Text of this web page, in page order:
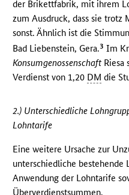
der Brikettfabrik, mit ihrem
zum Ausdruck, dass sie trotz
sonst. Ähnlich ist die
Bad Liebenstein, Gera.3 Im
Konsumgenossenschaft Riesa
Verdienst von 1,20 DM die
2.) Unterschiedliche
Lohntarife
Eine weitere Ursache zur
unterschiedliche bestehende
Anwendung der Lohntarife
Überverdienstsummen.